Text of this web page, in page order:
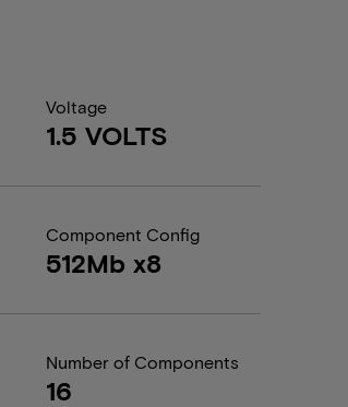
Voltage
1.5 VOLTS
Component Config
512Mb x8
Number of Components
16